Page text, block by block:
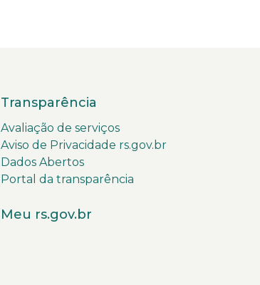
Transparência
Avaliação de serviços
Aviso de Privacidade rs.gov.br
Dados Abertos
Portal da transparência
Meu rs.gov.br